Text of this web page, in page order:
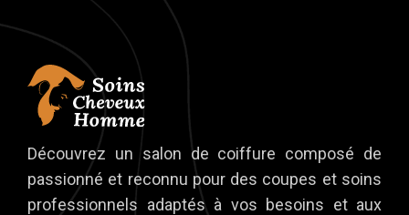
Découvrez un salon de coiffure composé de
passionné et reconnu pour des coupes et soins
professionnels adaptés à vos besoins et aux